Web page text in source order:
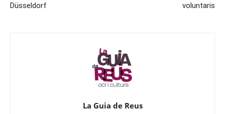
Düsseldorf
voluntaris
La Guia de Reus